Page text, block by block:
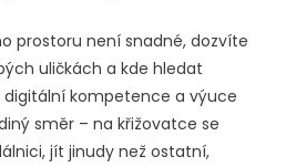
prostoru není snadné, dozvíte
uličkách a kde hledat
kompetence a výuce
směr – na křižovatce se
jít jinudy než ostatní,